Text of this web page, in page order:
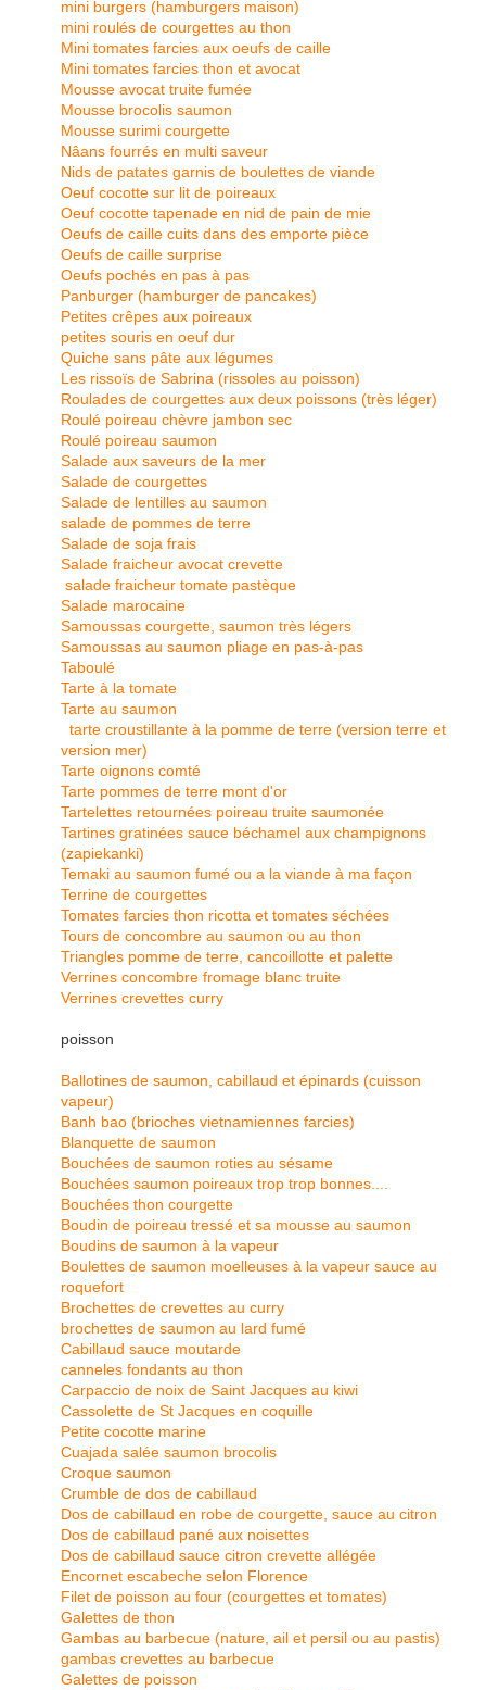
mini burgers (hamburgers maison)
mini roulés de courgettes au thon
Mini tomates farcies aux oeufs de caille
Mini tomates farcies thon et avocat
Mousse avocat truite fumée
Mousse brocolis saumon
Mousse surimi courgette
Nâans fourrés en multi saveur
Nids de patates garnis de boulettes de viande
Oeuf cocotte sur lit de poireaux
Oeuf cocotte tapenade en nid de pain de mie
Oeufs de caille cuits dans des emporte pièce
Oeufs de caille surprise
Oeufs pochés en pas à pas
Panburger (hamburger de pancakes)
Petites crêpes aux poireaux
petites souris en oeuf dur
Quiche sans pâte aux légumes
Les rissoïs de Sabrina (rissoles au poisson)
Roulades de courgettes aux deux poissons (très léger)
Roulé poireau chèvre jambon sec
Roulé poireau saumon
Salade aux saveurs de la mer
Salade de courgettes
Salade de lentilles au saumon
salade de pommes de terre
Salade de soja frais
Salade fraicheur avocat crevette
salade fraicheur tomate pastèque
Salade marocaine
Samoussas courgette, saumon très légers
Samoussas au saumon pliage en pas-à-pas
Taboulé
Tarte à la tomate
Tarte au saumon
tarte croustillante à la pomme de terre (version terre et
version mer)
Tarte oignons comté
Tarte pommes de terre mont d'or
Tartelettes retournées poireau truite saumonée
Tartines gratinées sauce béchamel aux champignons
(zapiekanki)
Temaki au saumon fumé ou a la viande à ma façon
Terrine de courgettes
Tomates farcies thon ricotta et tomates séchées
Tours de concombre au saumon ou au thon
Triangles pomme de terre, cancoillotte et palette
Verrines concombre fromage blanc truite
Verrines crevettes curry
poisson
Ballotines de saumon, cabillaud et épinards (cuisson
vapeur)
Banh bao (brioches vietnamiennes farcies)
Blanquette de saumon
Bouchées de saumon roties au sésame
Bouchées saumon poireaux trop trop bonnes....
Bouchées thon courgette
Boudin de poireau tressé et sa mousse au saumon
Boudins de saumon à la vapeur
Boulettes de saumon moelleuses à la vapeur sauce au
roquefort
Brochettes de crevettes au curry
brochettes de saumon au lard fumé
Cabillaud sauce moutarde
canneles fondants au thon
Carpaccio de noix de Saint Jacques au kiwi
Cassolette de St Jacques en coquille
Petite cocotte marine
Cuajada salée saumon brocolis
Croque saumon
Crumble de dos de cabillaud
Dos de cabillaud en robe de courgette, sauce au citron
Dos de cabillaud pané aux noisettes
Dos de cabillaud sauce citron crevette allégée
Encornet escabeche selon Florence
Filet de poisson au four (courgettes et tomates)
Galettes de thon
Gambas au barbecue (nature, ail et persil ou au pastis)
gambas crevettes au barbecue
Galettes de poisson